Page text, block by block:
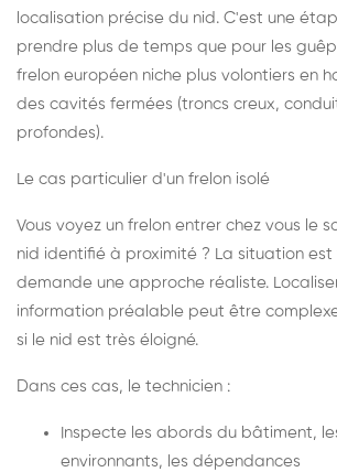
localisation précise du nid. C'est une
prendre plus de temps que pour les
frelon européen niche plus volontiers en
des cavités fermées (troncs creux,
profondes).
Le cas particulier d'un frelon isolé
Vous voyez un frelon entrer chez vous le
nid identifié à proximité ? La situation
demande une approche réaliste.
information préalable peut être
si le nid est très éloigné.
Dans ces cas, le technicien :
Inspecte les abords du bâtiment,
environnants, les dépendances